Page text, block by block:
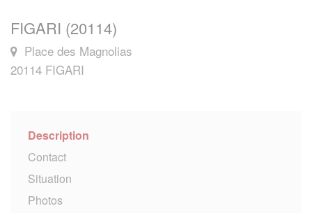
FIGARI (20114)
Place des Magnolias
20114 FIGARI
Description
Contact
Situation
Photos